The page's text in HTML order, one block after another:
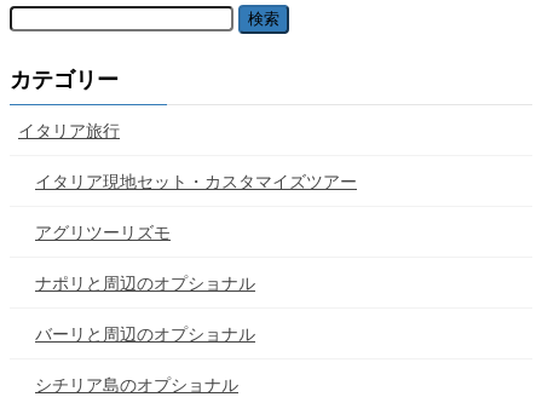
カテゴリー
イタリア旅行
イタリア現地セット・カスタマイズツアー
アグリツーリズモ
ナポリと周辺のオプショナル
バーリと周辺のオプショナル
シチリア島のオプショナル